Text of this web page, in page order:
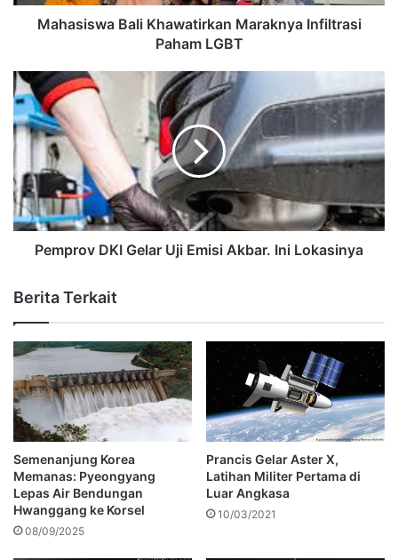
Mahasiswa Bali Khawatirkan Maraknya Infiltrasi
Paham LGBT
Pemprov DKI Gelar Uji Emisi Akbar. Ini Lokasinya
Berita Terkait
Semenanjung Korea
Memanas: Pyeongyang
Lepas Air Bendungan
Hwanggang ke Korsel
08/09/2025
Prancis Gelar Aster X,
Latihan Militer Pertama di
Luar Angkasa
10/03/2021